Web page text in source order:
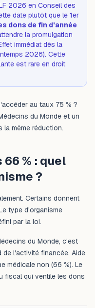
2026 en Conseil des
date plutôt que le 1er
dons de fin d'année
la promulgation
immédiat dès la
2026). Cette
est rare en droit
au taux 75 % ?
du Monde et un
la même réduction.
66 % : quel
?
Certains donnent
type d'organisme
par la loi.
du Monde, c'est
de l'activité financée. Aide
médicale non (66 %). Le
fiscal qui ventile les dons